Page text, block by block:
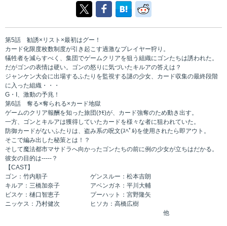
第5話 勧誘×リスト×最初はグー！
カード化限度枚数制度が引き起こす過激なプレイヤー狩り。
犠牲者を減らすべく、集団でゲームクリアを狙う組織にゴンたちは誘われた。
だがゴンの表情は硬い。ゴンの怒りに気づいたキルアの答えは？
ジャンケン大会に出場するふたりを監視する謎の少女、カード収集の最終段階
に入った組織・・・
G・I、激動の予兆！
第6話 奪る×奪られる×カード地獄
ゲームのクリア報酬を知った旅団(ｸﾓ)が、カード強奪のため動き出す。
一方、ゴンとキルアは獲得していたカードを様々な者に狙われていた。
防御カードがないふたりは、盗み系の呪文(ｽﾍﾟﾙ)を使用されたら即アウト。
そこで編み出した秘策とは！？
そして魔法都市マサドラへ向かったゴンたちの前に例の少女が立ちはだかる。
彼女の目的は-----？
【CAST】
ゴン：竹内順子 ゲンスルー：松本吉朗
キルア：三橋加奈子 アベンガネ：平川大輔
ビスケ：樋口智恵子 プーハット：宮野隆矢
ニッケス：乃村健次 ヒソカ：高橋広樹
他